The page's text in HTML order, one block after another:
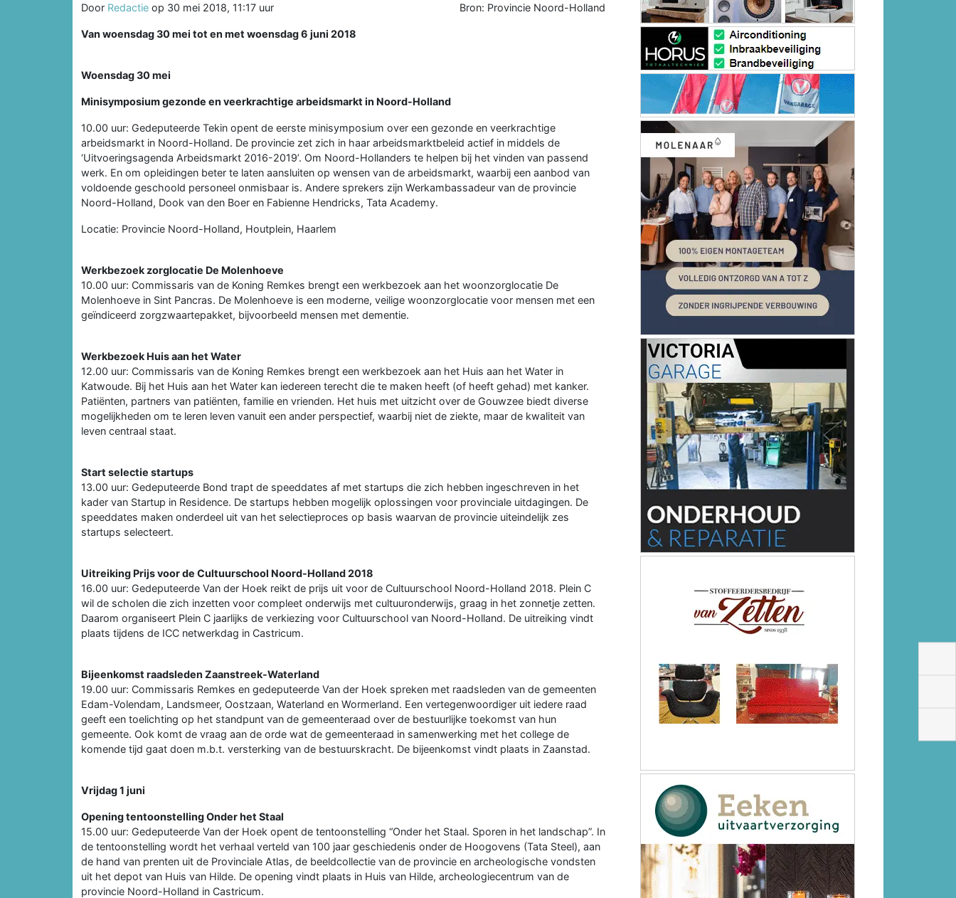
Door Redactie op 30 mei 2018, 11:17 uur Bron: Provincie Noord-Holland
Van woensdag 30 mei tot en met woensdag 6 juni 2018
Woensdag 30 mei
Minisymposium gezonde en veerkrachtige arbeidsmarkt in Noord-Holland
10.00 uur: Gedeputeerde Tekin opent de eerste minisymposium over een gezonde en veerkrachtige
arbeidsmarkt in Noord-Holland. De provincie zet zich in haar arbeidsmarktbeleid actief in middels de
‘Uitvoeringsagenda Arbeidsmarkt 2016-2019’. Om Noord-Hollanders te helpen bij het vinden van passend
werk. En om opleidingen beter te laten aansluiten op wensen van de arbeidsmarkt, waarbij een aanbod van
voldoende geschoold personeel onmisbaar is. Andere sprekers zijn Werkambassadeur van de provincie
Noord-Holland, Dook van den Boer en Fabienne Hendricks, Tata Academy.
Locatie: Provincie Noord-Holland, Houtplein, Haarlem
Werkbezoek zorglocatie De Molenhoeve
10.00 uur: Commissaris van de Koning Remkes brengt een werkbezoek aan het woonzorglocatie De
Molenhoeve in Sint Pancras. De Molenhoeve is een moderne, veilige woonzorglocatie voor mensen met een
geïndiceerd zorgzwaartepakket, bijvoorbeeld mensen met dementie.
Werkbezoek Huis aan het Water
12.00 uur: Commissaris van de Koning Remkes brengt een werkbezoek aan het Huis aan het Water in
Katwoude. Bij het Huis aan het Water kan iedereen terecht die te maken heeft (of heeft gehad) met kanker.
Patiënten, partners van patiënten, familie en vrienden. Het huis met uitzicht over de Gouwzee biedt diverse
mogelijkheden om te leren leven vanuit een ander perspectief, waarbij niet de ziekte, maar de kwaliteit van
leven centraal staat.
Start selectie startups
13.00 uur: Gedeputeerde Bond trapt de speeddates af met startups die zich hebben ingeschreven in het
kader van Startup in Residence. De startups hebben mogelijk oplossingen voor provinciale uitdagingen. De
speeddates maken onderdeel uit van het selectieproces op basis waarvan de provincie uiteindelijk zes
startups selecteert.
Uitreiking Prijs voor de Cultuurschool Noord-Holland 2018
16.00 uur: Gedeputeerde Van der Hoek reikt de prijs uit voor de Cultuurschool Noord-Holland 2018. Plein C
wil de scholen die zich inzetten voor compleet onderwijs met cultuuronderwijs, graag in het zonnetje zetten.
Daarom organiseert Plein C jaarlijks de verkiezing voor Cultuurschool van Noord-Holland. De uitreiking vindt
plaats tijdens de ICC netwerkdag in Castricum.
Bijeenkomst raadsleden Zaanstreek-Waterland
19.00 uur: Commissaris Remkes en gedeputeerde Van der Hoek spreken met raadsleden van de gemeenten
Edam-Volendam, Landsmeer, Oostzaan, Waterland en Wormerland. Een vertegenwoordiger uit iedere raad
geeft een toelichting op het standpunt van de gemeenteraad over de bestuurlijke toekomst van hun
gemeente. Ook komt de vraag aan de orde wat de gemeenteraad in samenwerking met het college de
komende tijd gaat doen m.b.t. versterking van de bestuurskracht. De bijeenkomst vindt plaats in Zaanstad.
Vrijdag 1 juni
Opening tentoonstelling Onder het Staal
15.00 uur: Gedeputeerde Van der Hoek opent de tentoonstelling “Onder het Staal. Sporen in het landschap”. In
de tentoonstelling wordt het verhaal verteld van 100 jaar geschiedenis onder de Hoogovens (Tata Steel), aan
de hand van prenten uit de Provinciale Atlas, de beeldcollectie van de provincie en archeologische vondsten
uit het depot van Huis van Hilde. De opening vindt plaats in Huis van Hilde, archeologiecentrum van de
provincie Noord-Holland in Castricum.